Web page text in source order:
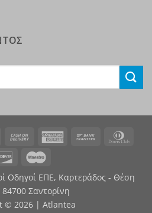
MasterCardCash
On
Delivery
American Bank
Discover
Οδηγοί ΕΠΕ, Καρτεράδος - Θέση
Σαντορίνη
© 2026 | Atlantea